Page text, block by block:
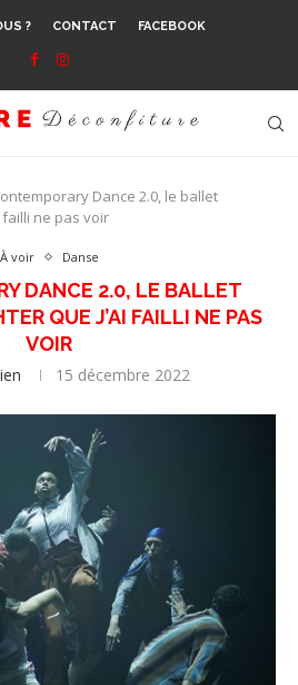
? CONTACT FACEBOOK
Dance 2.0, le ballet
failli ne pas voir
À voir Danse
DANCE 2.0, LE BALLET
QUE J’AI FAILLI NE PAS
VOIR
15 décembre 2022